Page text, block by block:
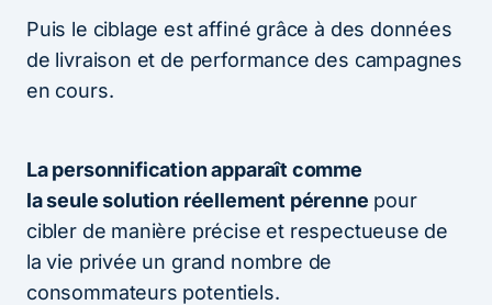
Puis le ciblage est affiné grâce à des données
de livraison et de performance des campagnes
en cours.
La personnification apparaît comme
la seule solution réellement pérenne pour
cibler de manière précise et respectueuse de
la vie privée un grand nombre de
consommateurs potentiels.